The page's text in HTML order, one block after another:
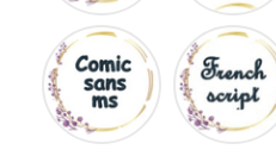
Comic
sans
ms